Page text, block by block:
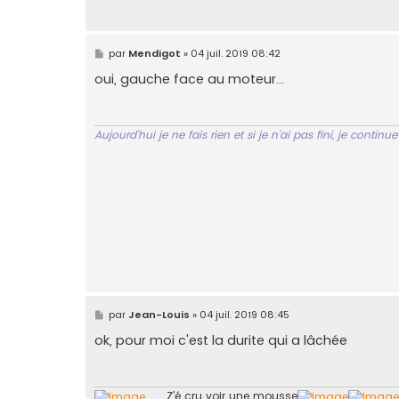
M
e
s
s
par Mendigot » 04 juil. 2019 08:42
oui, gauche face au moteur...
Aujourd'hui je ne fais rien et si je n'ai pas fini, je
M
e
s
s
par Jean-Louis » 04 juil. 2019 08:45
ok, pour moi c'est la durite qui a lâchée